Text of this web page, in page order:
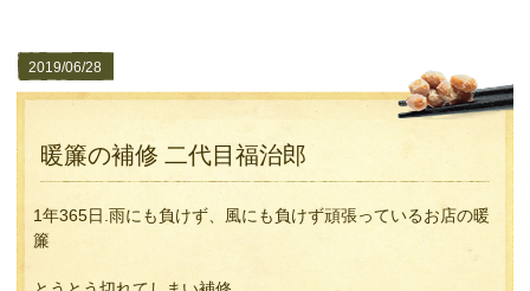
2019/06/28
暖簾の補修 二代目福治郎
1年365日.雨にも負けず、風にも負けず頑張っているお店の暖
簾